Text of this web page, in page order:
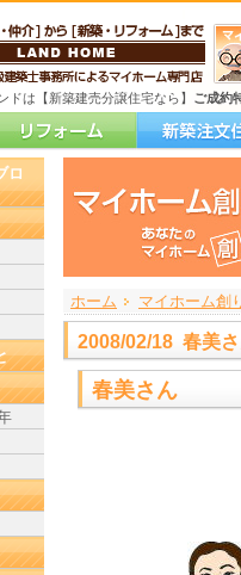
ドは【新築建売分譲住宅なら】 ご成約
ホーム
> マイホーム創
>
>
2008/02/18 春美
春美さん
ロ